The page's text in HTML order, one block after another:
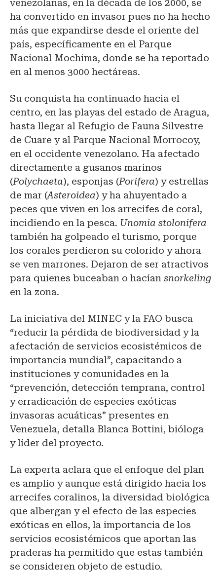
venezolanas, en la década de los 2000, se
ha convertido en invasor pues no ha hecho
más que expandirse desde el oriente del
país, específicamente en el Parque
Nacional Mochima, donde se ha reportado
en al menos 3000 hectáreas.
Su conquista ha continuado hacia el
centro, en las playas del estado de Aragua,
hasta llegar al Refugio de Fauna Silvestre
de Cuare y al Parque Nacional Morrocoy,
en el occidente venezolano. Ha afectado
directamente a gusanos marinos
(Polychaeta), esponjas (Porifera) y estrellas
de mar (Asteroidea) y ha ahuyentado a
peces que viven en los arrecifes de coral,
incidiendo en la pesca. Unomia stolonifera
también ha golpeado el turismo, porque
los corales perdieron su colorido y ahora
se ven marrones. Dejaron de ser atractivos
para quienes buceaban o hacían snorkeling
en la zona.
La iniciativa del MINEC y la FAO busca
“reducir la pérdida de biodiversidad y la
afectación de servicios ecosistémicos de
importancia mundial”, capacitando a
instituciones y comunidades en la
“prevención, detección temprana, control
y erradicación de especies exóticas
invasoras acuáticas” presentes en
Venezuela, detalla Blanca Bottini, bióloga
y líder del proyecto.
La experta aclara que el enfoque del plan
es amplio y aunque está dirigido hacia los
arrecifes coralinos, la diversidad biológica
que albergan y el efecto de las especies
exóticas en ellos, la importancia de los
servicios ecosistémicos que aportan las
praderas ha permitido que estas también
se consideren objeto de estudio.